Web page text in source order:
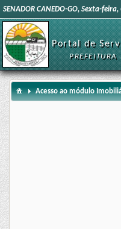
SENADOR CANEDO-GO, Sexta-
Portal de
Acesso ao módulo